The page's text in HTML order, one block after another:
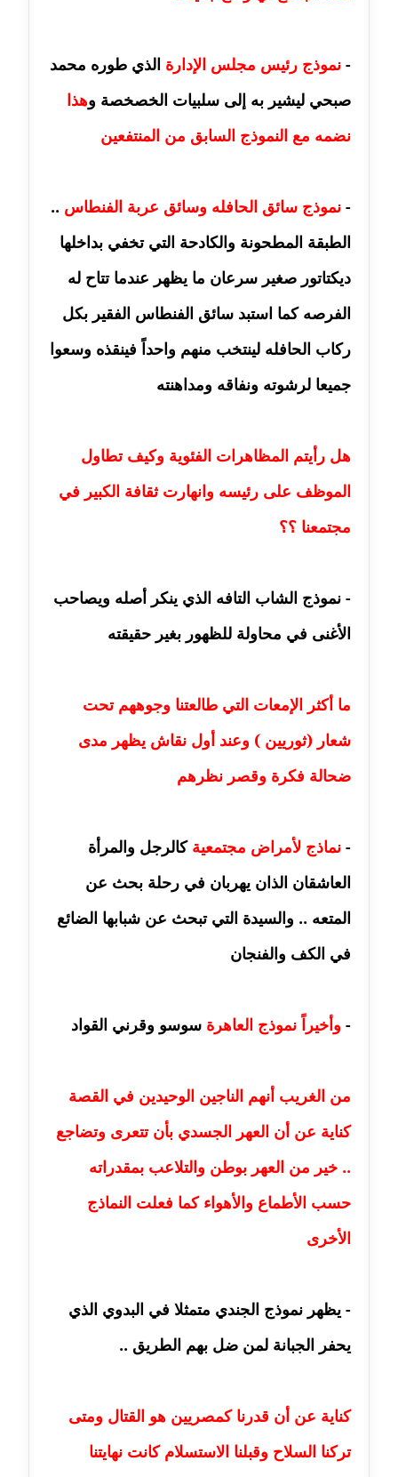
مدونة جواد الحربي
عاملة
مدونة جيهان عوض
عاملة
مدونة حاتم سلامة
عاملة
مدونة حجازي يونس
عاملة
مدونة حسن غريب
معلق
عاملة
عاملة
مدونة حلا عادل
عاملة
مدونة حنان صلاح الدين
مدونة حنان طنطاوي
عاملة
مدونة حنين الفلسطينية
متوفي
عاملة
مدونة خالد العامري
معلق
مدونة خالد دومه
عاملة
مدونة خالد عويس
عاملة
مدونة خالد منير
عاملة
- نموذج رئيس مجلس الإدارة الذي طوره محمد
صبحي ليشير به إلى سلبيات الخصخصة وهذا
نضمه مع النموذج السابق من المنتفعين
- نموذج سائق الحافله وسائق عربة الفنطاس ..
الطبقة المطحونة والكادحة التي تخفي بداخلها
ديكتاتور صغير سرعان ما يظهر عندما تتاح له
الفرصه كما استبد سائق الفنطاس الفقير بكل
ركاب الحافله لينتخب منهم واحداً فينقذه وسعوا
جميعا لرشوته ونفاقه ومداهنته
هل رأيتم المظاهرات الفئوية وكيف تطاول
الموظف على رئيسه وانهارت ثقافة الكبير في
مجتمعنا ؟؟
- نموذج الشاب التافه الذي ينكر أصله ويصاحب
الأغنى في محاولة للظهور بغير حقيقته
ما أكثر الإمعات التي طالعتنا وجوههم تحت
شعار (ثوريين ) وعند أول نقاش يظهر مدى
ضحالة فكرة وقصر نظرهم
- نماذج لأمراض مجتمعية كالرجل والمرأة
العاشقان الذان يهربان في رحلة بحث عن
المتعه .. والسيدة التي تبحث عن شبابها الضائع
في الكف والفنجان
- وأخيراً نموذج العاهرة سوسو وقرني القواد
من الغريب أنهم الناجين الوحيدين في القصة
كناية عن أن العهر الجسدي بأن تتعرى وتضاجع
.. خير من العهر بوطن والتلاعب بمقدراته
حسب الأطماع والأهواء كما فعلت النماذج
الأخرى
- يظهر نموذج الجندي متمثلا في البدوي الذي
يحفر الجبانة لمن ضل بهم الطريق ..
كناية عن أن قدرنا كمصريين هو القتال ومتى
تركنا السلاح وقبلنا الاستسلام كانت نهايتنا